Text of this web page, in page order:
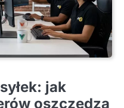
jak
oszczędza